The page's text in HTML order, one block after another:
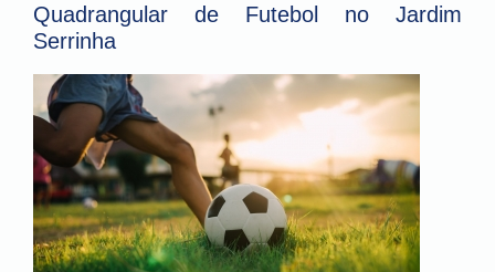
Quadrangular de Futebol no Jardim
Serrinha